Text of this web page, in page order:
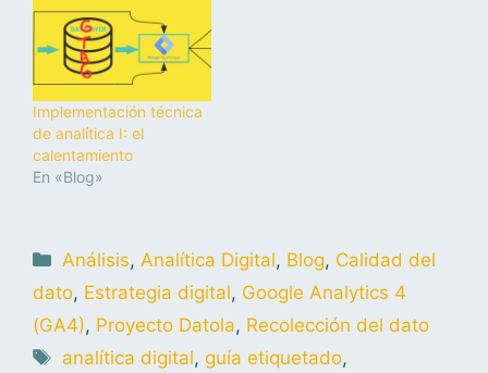
Implementación técnica
de analítica I: el
calentamiento
En «Blog»
Análisis, Analítica Digital, Blog, Calidad del
dato, Estrategia digital, Google Analytics 4
(GA4), Proyecto Datola, Recolección del dato
analítica digital,guía etiquetado,